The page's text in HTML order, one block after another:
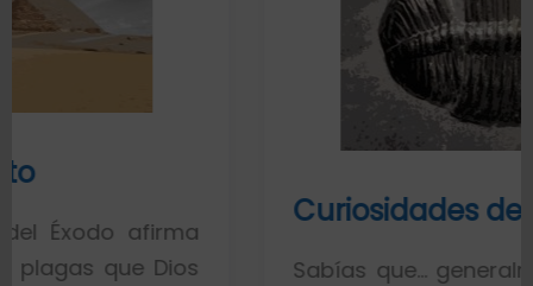
Curiosidades de los fósiles
Sabías que… generalmente toda la